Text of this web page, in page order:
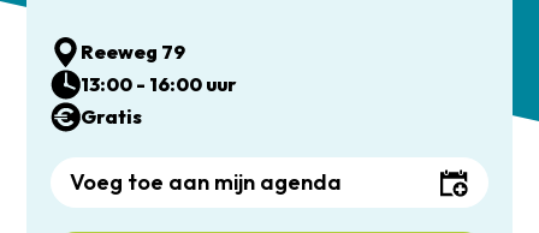
Reeweg 79
13:00 - 16:00 uur
Gratis
Voeg toe aan mijn agenda